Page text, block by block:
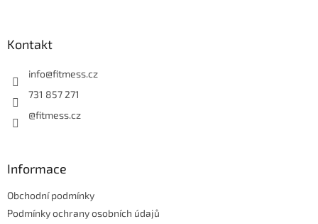
Kontakt
info@fitmess.cz
731 857 271
@fitmess.cz
Informace
Obchodní podmínky
Podmínky ochrany osobních údajů